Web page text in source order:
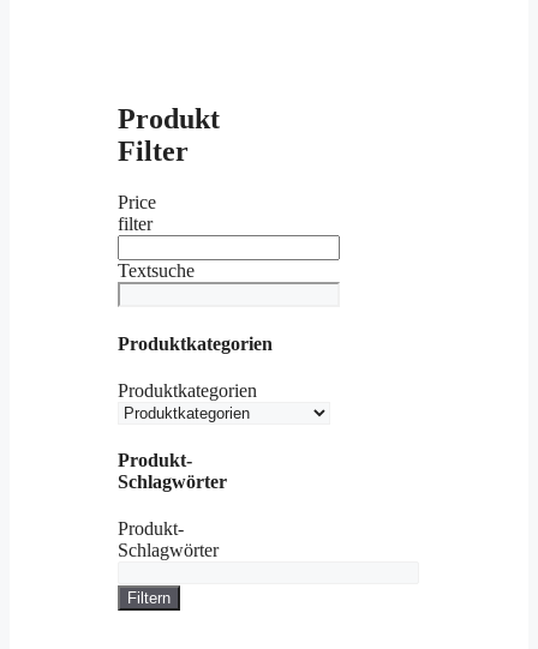
Produkt
Filter
Price
filter
Textsuche
Produktkategorien
Produktkategorien
Produkt-
Schlagwörter
Produkt-
Schlagwörter
Filtern